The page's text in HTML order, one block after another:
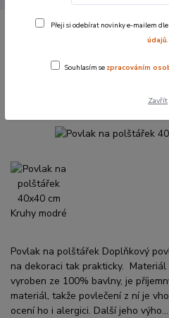
Povlak na polštářek
modré
Povlak na polštářek Doplňkový
na dekoraci tak prakticky.
vyroben ze 100% bavlny, je
materiál, takže povlečení z ní je
ocení ho i alergici. Další jeho výho...
Přeji si odebírat novinky e-mailem dle
údajů.
Souhlasím se zpracováním
Zavřít